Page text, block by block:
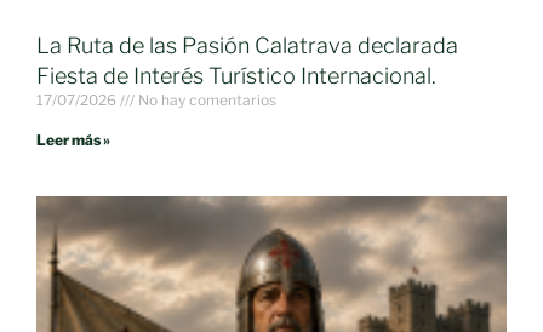
La Ruta de las Pasión Calatrava declarada
Fiesta de Interés Turístico Internacional.
17/07/2026 No hay comentarios
Leer más »